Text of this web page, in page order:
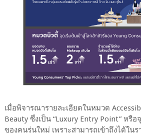
เมื่อพิจารณารายละเอียดในหมวด
Beauty ซึ่งเป็น “Luxury Entry Point” หรื
ของคนรุ่นใหม่ เพราะสามารถเข้าถึงได้ใน